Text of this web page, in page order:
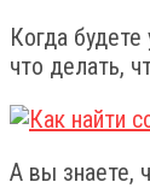
Когда
что делать,
А вы знаете,